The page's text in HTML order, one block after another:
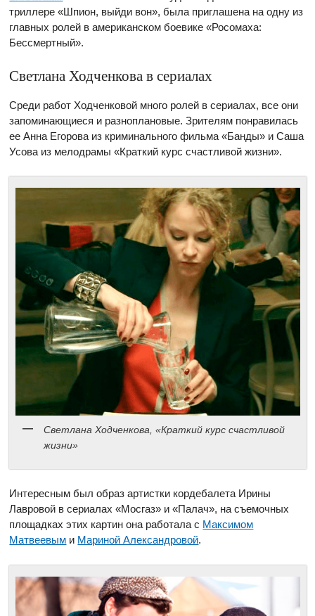
триллере «Шпион, выйди вон», была приглашена на одну из
главных ролей в американском боевике «Росомаха:
Бессмертный».
Светлана Ходченкова в сериалах
Среди работ Ходченковой много ролей в сериалах, все они
запоминающиеся и разноплановые. Зрителям понравилась
ее Анна Егорова из криминального фильма «Банды» и Саша
Усова из мелодрамы «Краткий курс счастливой жизни».
Светлана Ходченкова, «Краткий курс счастливой
жизни»
Интересным был образ артистки кордебалета Ирины
Лавровой в сериалах «Мосгаз» и «Палач», на съемочных
площадках этих картин она работала с Максимом
Матвеевым и Мариной Александровой.